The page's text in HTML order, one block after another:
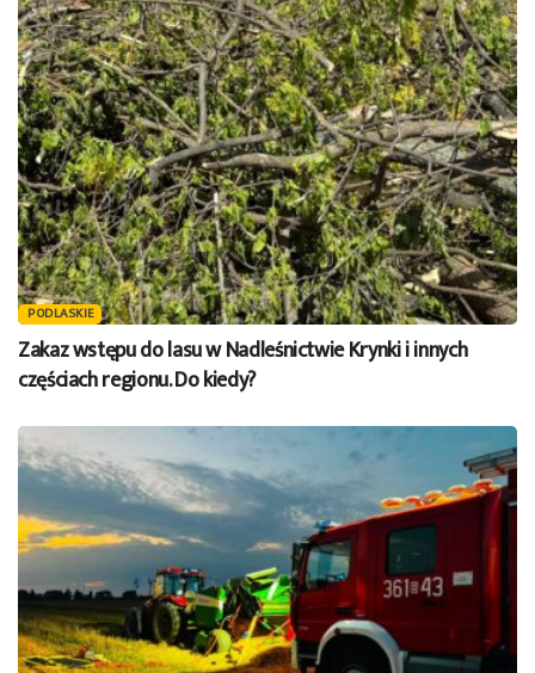
PODLASKIE
Zakaz wstępu do lasu w Nadleśnictwie Krynki i innych
częściach regionu. Do kiedy?